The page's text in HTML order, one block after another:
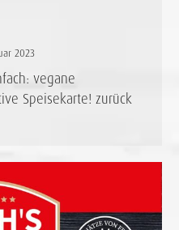
2023
vegane
Speisekarte! zurück